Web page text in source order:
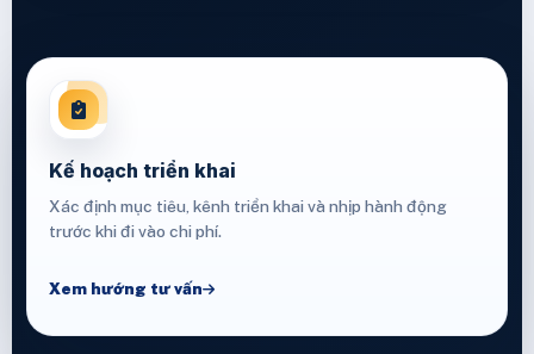
Kế hoạch triển khai
Xác định mục tiêu, kênh triển khai và nhịp hành động
trước khi đi vào chi phí.
Xem hướng tư vấn